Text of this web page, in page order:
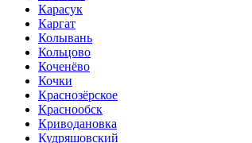
Карасук
Каргат
Колывань
Кольцово
Коченёво
Кочки
Краснозёрское
Краснообск
Криводановка
Кудряшовский